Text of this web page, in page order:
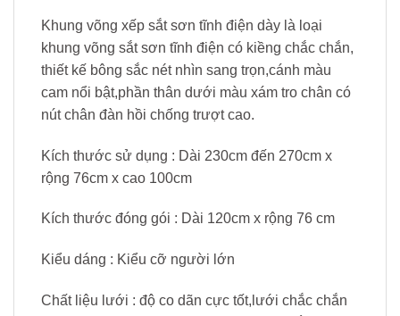
Khung võng xếp sắt sơn tĩnh điện dày là loại
khung võng sắt sơn tĩnh điện có kiềng chắc chắn,
thiết kế bông sắc nét nhìn sang trọn,cánh màu
cam nổi bật,phần thân dưới màu xám tro chân có
nút chân đàn hồi chống trượt cao.
Kích thước sử dụng : Dài 230cm đến 270cm x
rộng 76cm x cao 100cm
Kích thước đóng gói : Dài 120cm x rộng 76 cm
Kiểu dáng : Kiểu cỡ người lớn
Chất liệu lưới : độ co dãn cực tốt,lưới chắc chắn